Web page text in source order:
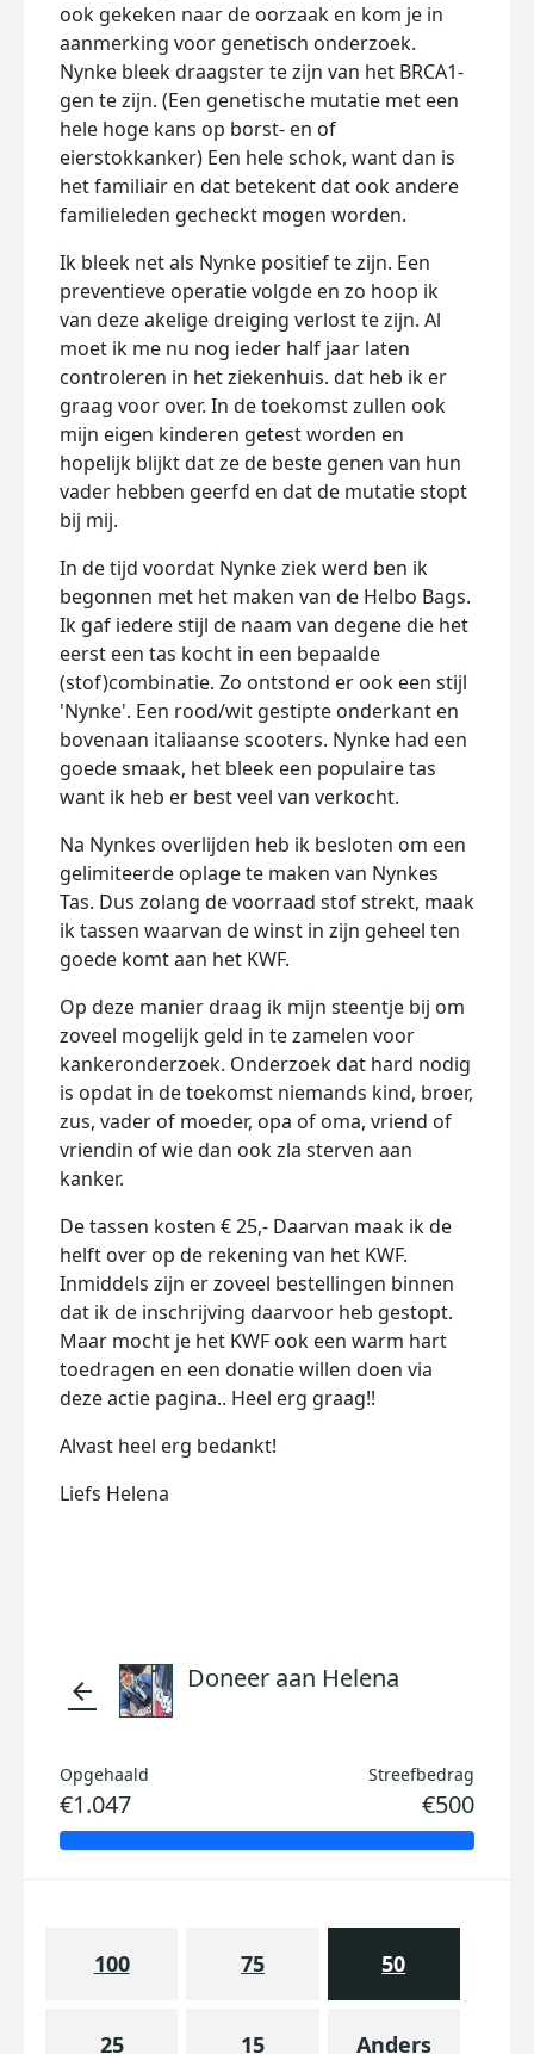
ook gekeken naar de oorzaak en kom je in
aanmerking voor genetisch onderzoek.
Nynke bleek draagster te zijn van het BRCA1-
gen te zijn. (Een genetische mutatie met een
hele hoge kans op borst- en of
eierstokkanker) Een hele schok, want dan is
het familiair en dat betekent dat ook andere
familieleden gecheckt mogen worden.
Ik bleek net als Nynke positief te zijn. Een
preventieve operatie volgde en zo hoop ik
van deze akelige dreiging verlost te zijn. Al
moet ik me nu nog ieder half jaar laten
controleren in het ziekenhuis. dat heb ik er
graag voor over. In de toekomst zullen ook
mijn eigen kinderen getest worden en
hopelijk blijkt dat ze de beste genen van hun
vader hebben geerfd en dat de mutatie stopt
bij mij.
In de tijd voordat Nynke ziek werd ben ik
begonnen met het maken van de Helbo Bags.
Ik gaf iedere stijl de naam van degene die het
eerst een tas kocht in een bepaalde
(stof)combinatie. Zo ontstond er ook een stijl
'Nynke'. Een rood/wit gestipte onderkant en
bovenaan italiaanse scooters. Nynke had een
goede smaak, het bleek een populaire tas
want ik heb er best veel van verkocht.
Na Nynkes overlijden heb ik besloten om een
gelimiteerde oplage te maken van Nynkes
Tas. Dus zolang de voorraad stof strekt, maak
ik tassen waarvan de winst in zijn geheel ten
goede komt aan het KWF.
Op deze manier draag ik mijn steentje bij om
zoveel mogelijk geld in te zamelen voor
kankeronderzoek. Onderzoek dat hard nodig
is opdat in de toekomst niemands kind, broer,
zus, vader of moeder, opa of oma, vriend of
vriendin of wie dan ook zla sterven aan
kanker.
De tassen kosten € 25,- Daarvan maak ik de
helft over op de rekening van het KWF.
Inmiddels zijn er zoveel bestellingen binnen
dat ik de inschrijving daarvoor heb gestopt.
Maar mocht je het KWF ook een warm hart
toedragen en een donatie willen doen via
deze actie pagina.. Heel erg graag!!
Alvast heel erg bedankt!
Liefs Helena
arrow_back Doneer aan Helena
Opgehaald
€1.047
Streefbedrag
€500
100 75 50
25 15 Anders